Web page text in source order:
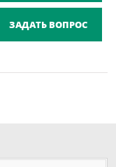
ЗАДАТЬ ВОПРОС